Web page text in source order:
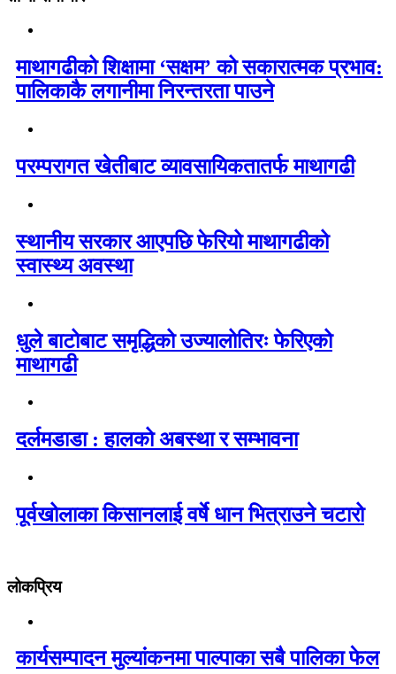
माथागढीको शिक्षामा ‘सक्षम’ को सकारात्मक प्रभाव:
पालिकाकै लगानीमा निरन्तरता पाउने
परम्परागत खेतीबाट व्यावसायिकतातर्फ माथागढी
स्थानीय सरकार आएपछि फेरियो माथागढीको
स्वास्थ्य अवस्था
धुले बाटोबाट समृद्धिको उज्यालोतिरः फेरिएको
माथागढी
दर्लमडाडा : हालको अबस्था र सम्भावना
पूर्वखोलाका किसानलाई वर्षे धान भित्राउने चटारो
लोकप्रिय
कार्यसम्पादन मुल्यांकनमा पाल्पाका सबै पालिका फेल